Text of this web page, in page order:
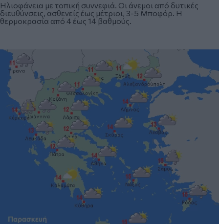
Ηλιοφάνεια με τοπική συννεφιά. Οι άνεμοι από δυτικές
διευθύνσεις, ασθενείς έως μέτριοι, 3-5 Μποφόρ. Η
θερμοκρασία από 4 έως 14 βαθμούς.